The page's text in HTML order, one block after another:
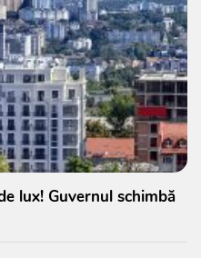
lux! Guvernul schimbă